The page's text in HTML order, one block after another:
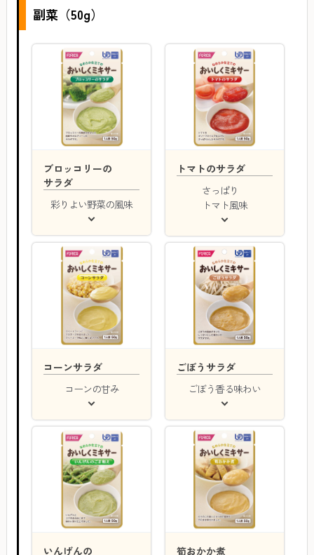
副菜（50g）
ブロッコリーの
サラダ
彩りよい野菜の風味
トマトのサラダ
さっぱり
トマト風味
コーンサラダ
コーンの甘み
ごぼうサラダ
ごぼう香る味わい
いんげんの 筍おかか煮